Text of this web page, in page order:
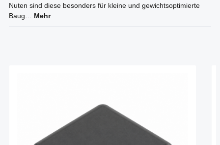
Nuten sind diese besonders für kleine und gewichtsoptimierte
Baug… Mehr